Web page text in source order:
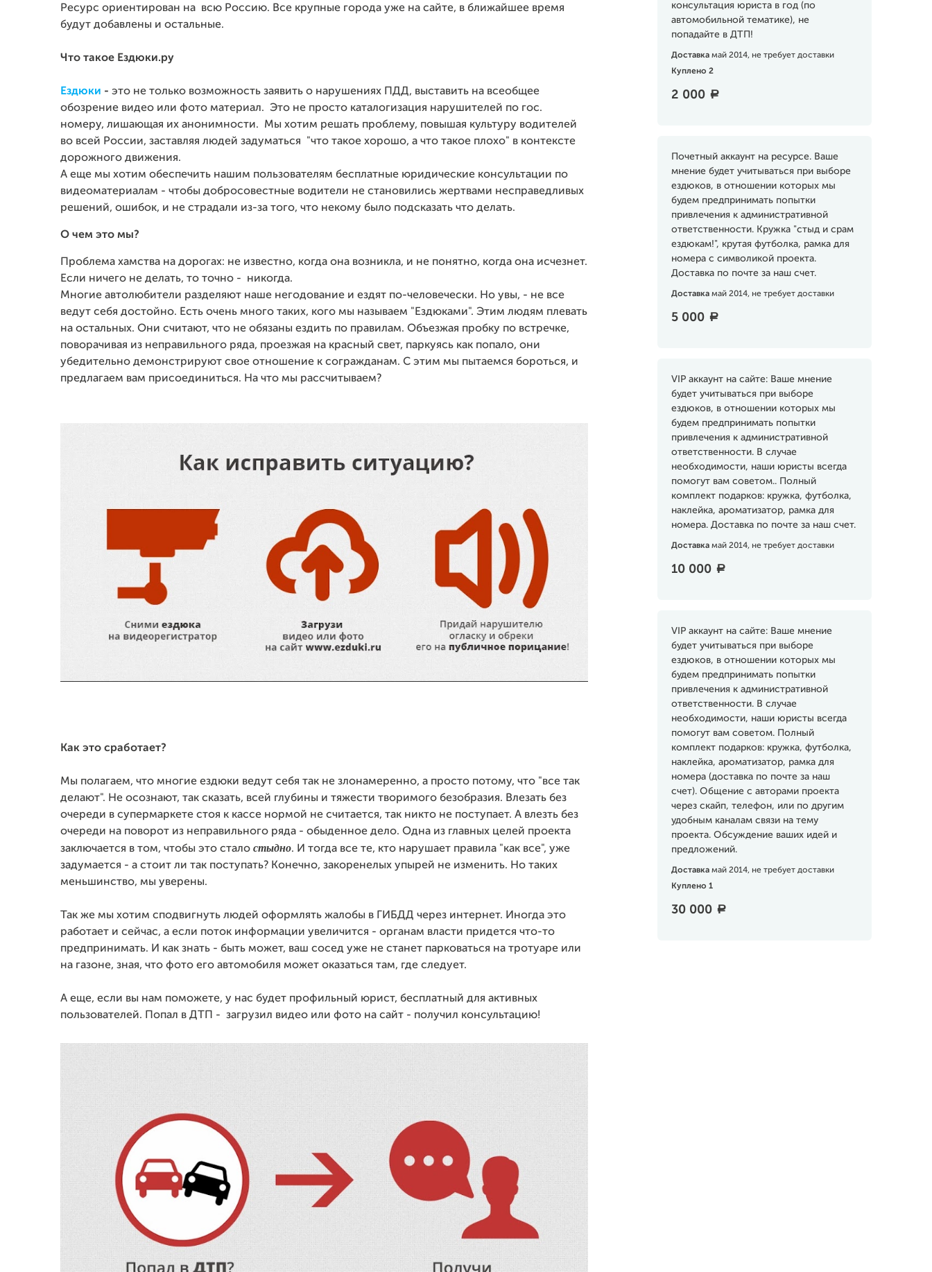
консультация юриста в год (по
автомобильной тематике), не
попадайте в ДТП!
Доставка май 2014, не требует доставки
Куплено 2
2 000 a
Почетный аккаунт на ресурсе. Ваше
мнение будет учитываться при выборе
ездюков, в отношении которых мы
будем предпринимать попытки
привлечения к административной
ответственности. Кружка "стыд и срам
ездюкам!", крутая футболка, рамка для
номера с символикой проекта.
Доставка по почте за наш счет.
Доставка май 2014, не требует доставки
5 000 a
VIP аккаунт на сайте: Ваше мнение
будет учитываться при выборе
ездюков, в отношении которых мы
будем предпринимать попытки
привлечения к административной
ответственности. В случае
необходимости, наши юристы всегда
помогут вам советом.. Полный
комплект подарков: кружка, футболка,
наклейка, ароматизатор, рамка для
номера. Доставка по почте за наш счет.
Доставка май 2014, не требует доставки
10 000 a
VIP аккаунт на сайте: Ваше мнение
будет учитываться при выборе
ездюков, в отношении которых мы
будем предпринимать попытки
привлечения к административной
ответственности. В случае
необходимости, наши юристы всегда
помогут вам советом. Полный
комплект подарков: кружка, футболка,
наклейка, ароматизатор, рамка для
номера (доставка по почте за наш
счет). Общение с авторами проекта
через скайп, телефон, или по другим
удобным каналам связи на тему
проекта. Обсуждение ваших идей и
предложений.
Доставка май 2014, не требует доставки
Куплено 1
30 000 a
Ресурс ориентирован на всю Россию. Все крупные города уже на сайте, в ближайшее время
будут добавлены и остальные.
Что такое Ездюки.ру
Ездюки - это не только возможность заявить о нарушениях ПДД, выставить на всеобщее
обозрение видео или фото материал. Это не просто каталогизация нарушителей по гос.
номеру, лишающая их анонимности. Мы хотим решать проблему, повышая культуру водителей
во всей России, заставляя людей задуматься "что такое хорошо, а что такое плохо" в контексте
дорожного движения.
А еще мы хотим обеспечить нашим пользователям бесплатные юридические консультации по
видеоматериалам - чтобы добросовестные водители не становились жертвами несправедливых
решений, ошибок, и не страдали из-за того, что некому было подсказать что делать.
О чем это мы?
Проблема хамства на дорогах: не известно, когда она возникла, и не понятно, когда она исчезнет.
Если ничего не делать, то точно - никогда.
Многие автолюбители разделяют наше негодование и ездят по-человечески. Но увы, - не все
ведут себя достойно. Есть очень много таких, кого мы называем "Ездюками". Этим людям плевать
на остальных. Они считают, что не обязаны ездить по правилам. Объезжая пробку по встречке,
поворачивая из неправильного ряда, проезжая на красный свет, паркуясь как попало, они
убедительно демонстрируют свое отношение к согражданам. С этим мы пытаемся бороться, и
предлагаем вам присоединиться. На что мы рассчитываем?
Как это сработает?
Мы полагаем, что многие ездюки ведут себя так не злонамеренно, а просто потому, что "все так
делают". Не осознают, так сказать, всей глубины и тяжести творимого безобразия. Влезать без
очереди в супермаркете стоя к кассе нормой не считается, так никто не поступает. А влезть без
очереди на поворот из неправильного ряда - обыденное дело. Одна из главных целей проекта
заключается в том, чтобы это стало стыдно. И тогда все те, кто нарушает правила "как все", уже
задумается - а стоит ли так поступать? Конечно, закоренелых упырей не изменить. Но таких
меньшинство, мы уверены.
Так же мы хотим сподвигнуть людей оформлять жалобы в ГИБДД через интернет. Иногда это
работает и сейчас, а если поток информации увеличится - органам власти придется что-то
предпринимать. И как знать - быть может, ваш сосед уже не станет парковаться на тротуаре или
на газоне, зная, что фото его автомобиля может оказаться там, где следует.
А еще, если вы нам поможете, у нас будет профильный юрист, бесплатный для активных
пользователей. Попал в ДТП - загрузил видео или фото на сайт - получил консультацию!